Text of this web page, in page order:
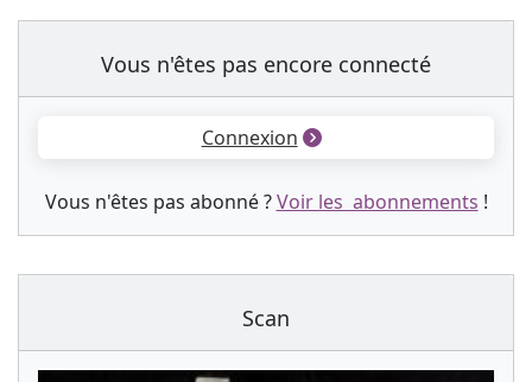
Vous n'êtes pas encore connecté
Connexion
Vous n'êtes pas abonné ?Voir les abonnements !
Scan